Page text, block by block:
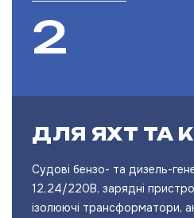
ДЛЯ ЯХТ ТА
Судові бензо- та дизель-
12,24/220В, зарядні
ізолюючі трансформатори,